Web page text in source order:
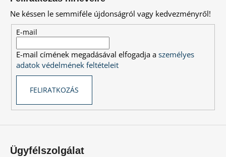
i
r
y
í
l
Ne késsen le semmiféle újdonságról vagy kedvezményről!
E-mail
E-mail címének megadásával elfogadja aszemélyes
adatok védelmének feltételeit
FELIRATKOZÁS
Ügyfélszolgálat